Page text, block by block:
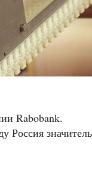
Rabobank.
Россия